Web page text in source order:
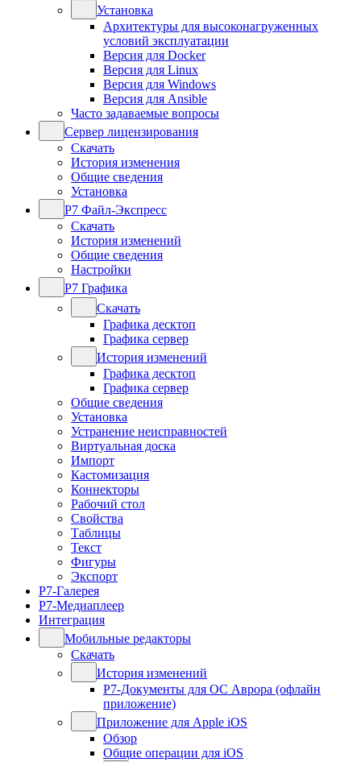
Установка
Архитектуры для высоконагруженных
условий эксплуатации
Версия для Docker
Версия для Linux
Версия для Windows
Версия для Ansible
Часто задаваемые вопросы
Сервер лицензирования
Скачать
История изменения
Общие сведения
Установка
Р7 Файл-Экспресс
Скачать
История изменений
Общие сведения
Настройки
Р7 Графика
Скачать
Графика десктоп
Графика сервер
История изменений
Графика десктоп
Графика сервер
Общие сведения
Установка
Устранение неисправностей
Виртуальная доска
Импорт
Кастомизация
Коннекторы
Рабочий стол
Свойства
Таблицы
Текст
Фигуры
Экспорт
Р7-Галерея
Р7-Медиаплеер
Интеграция
Мобильные редакторы
Скачать
История изменений
Р7-Документы для ОС Аврора (офлайн
приложение)
Приложение для Apple iOS
Обзор
Общие операции для iOS